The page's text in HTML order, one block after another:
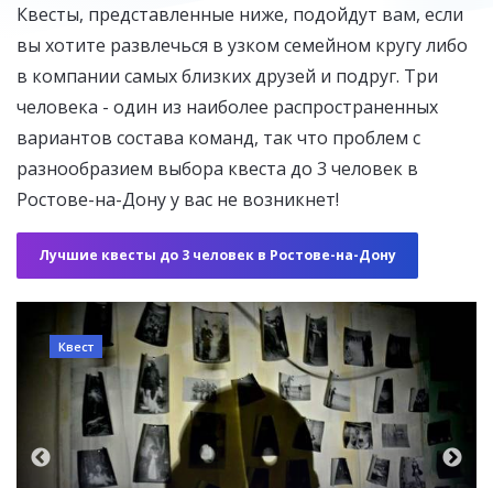
Квесты, представленные ниже, подойдут вам, если
вы хотите развлечься в узком семейном кругу либо
в компании самых близких друзей и подруг. Три
человека - один из наиболее распространенных
вариантов состава команд, так что проблем с
разнообразием выбора квеста до 3 человек в
Ростове-на-Дону у вас не возникнет!
Лучшие квесты до 3 человек в Ростове-на-Дону
Квест